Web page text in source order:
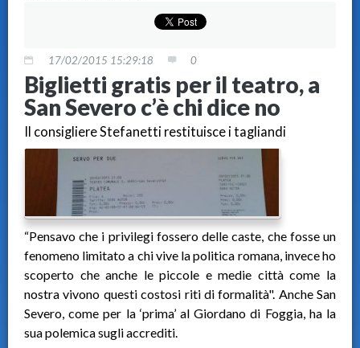
17/02/2015 15:29:18 0
Biglietti gratis per il teatro, a
San Severo c’è chi dice no
Il consigliere Stefanetti restituisce i tagliandi
“Pensavo che i privilegi fossero delle caste, che fosse un
fenomeno limitato a chi vive la politica romana, invece ho
scoperto che anche le piccole e medie città come la
nostra vivono questi costosi riti di formalità". Anche San
Severo, come per la ‘prima’ al Giordano di Foggia, ha la
sua polemica sugli accrediti.